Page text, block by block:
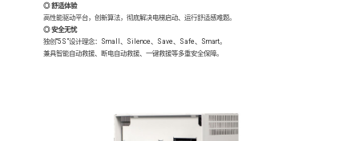
◎ 舒适体验
高性能驱动平台，创新算法，彻底解决电梯启动、运行舒适感难题。
◎ 安全无忧
独创“5S”设计理念：Small、Silence、Save、Safe、Smart。
兼具智能自动救援、断电自动救援、一键救援等多重安全保障。